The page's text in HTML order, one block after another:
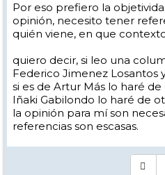
Por eso prefiero la
opinión, necesito tener
quién viene, en que
quiero decir, si leo una
Federico Jimenez Losantos
si es de Artur Más lo haré
Iñaki Gabilondo lo haré de
la opinión para mí son
referencias son escasas.